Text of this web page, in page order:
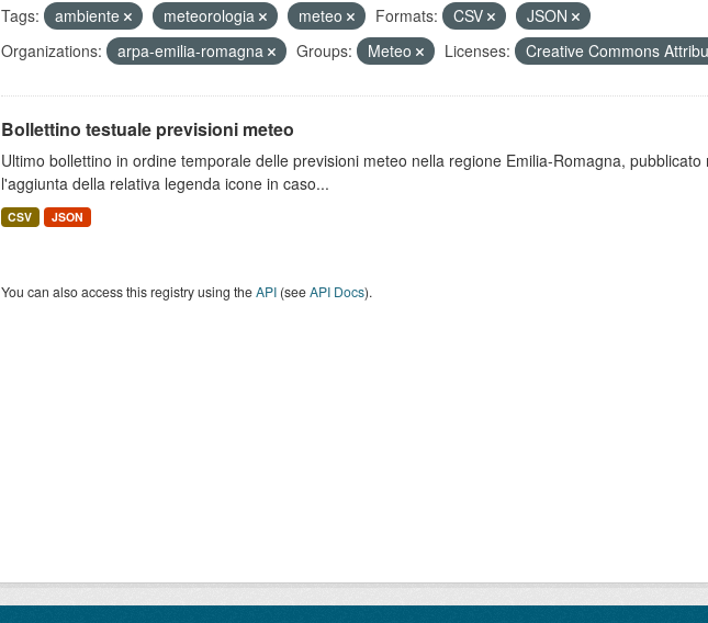
Tags: ambiente meteorologia meteo Formats: CSV
JSON
Organizations:
arpa-emilia-romagna Groups: Meteo Licenses: Creative Commons
Bollettino testuale previsioni meteo
Ultimo bollettino in ordine temporale delle previsioni meteo nella regione Emilia-Romagna,
l'aggiunta della relativa legenda icone in caso...
CSV JSON
You can also access this registry using theAPI(seeAPI Docs).